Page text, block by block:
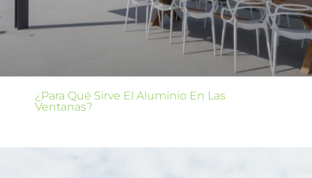
¿Para Qué Sirve El Aluminio En Las
Ventanas?